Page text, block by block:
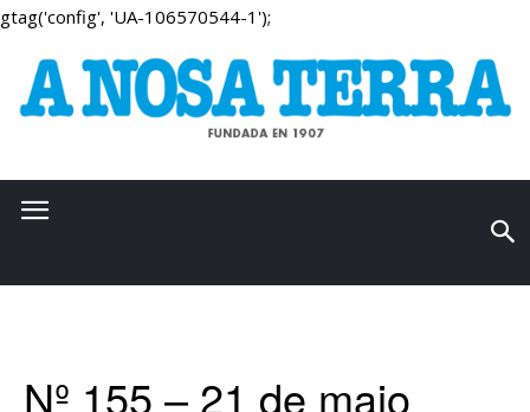
gtag('config', 'UA-106570544-1');
Nº 155 – 21 de maio